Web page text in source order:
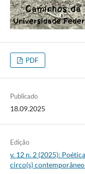
PDF
Publicado
18.09.2025
Edição
v. 12 n. 2 (2025):
circo(s) contemporâneo